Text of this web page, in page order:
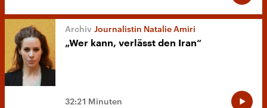
Journalistin Natalie Amiri
„Wer kann, verlässt den Iran“
32:21 Minuten